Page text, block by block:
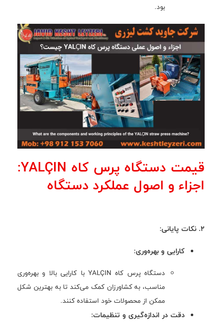
بود.
قیمت دستگاه پرس کاه YALÇIN:
اجزاء و اصول عملکرد دستگاه
2. نکات پایانی:
کارایی و بهره‌وری:
دستگاه پرس کاه YALÇIN با کارایی بالا و بهره‌وری
مناسب، به کشاورزان کمک می‌کند تا به بهترین شکل
ممکن از محصولات خود استفاده کنند.
دقت در اندازه‌گیری و تنظیمات: